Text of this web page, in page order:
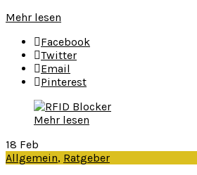
Mehr lesen
Facebook
Twitter
Email
Pinterest
Mehr lesen
18 Feb
Allgemein, Ratgeber